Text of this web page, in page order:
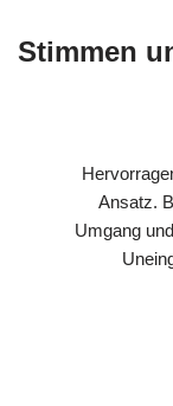
Stimmen
Ansatz.
Umgang